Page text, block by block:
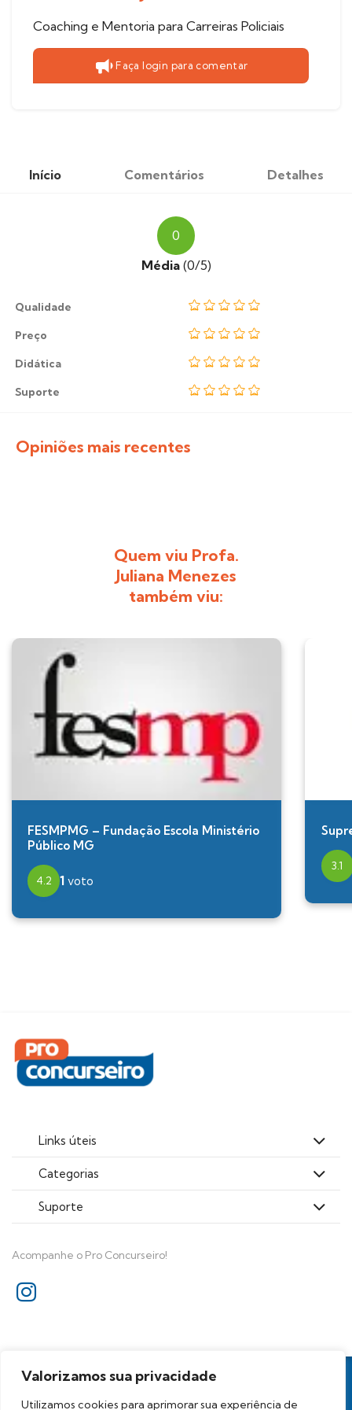
Valorizamos sua privacidade
Utilizamos cookies para aprimorar sua experiência de
Coaching e Mentoria para Carreiras Policiais
Faça login para comentar
Início Comentários Detalhes
0
Média (0/5)
Qualidade
Preço
Didática
Suporte
Opiniões mais recentes
Quem viu Profa.
Juliana Menezes
também viu:
FESMPMG – Fundação Escola Ministério
Público MG
4.2 1 voto
3.1
Links úteis
Categorias
Suporte
Acompanhe o Pro Concurseiro!
Todos os direitos reservados
Proconcurseiro Análises para Concursos Ltda. - CNPJ
39.236.569/0001-96